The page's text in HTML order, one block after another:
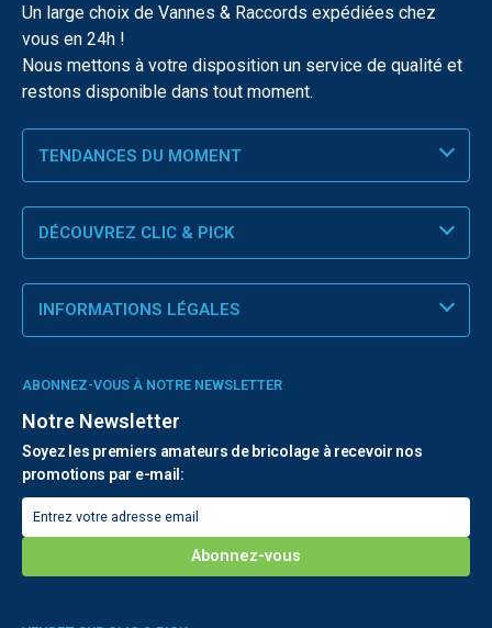
Un large choix de Vannes & Raccords expédiées chez
vous en 24h !
Nous mettons à votre disposition un service de qualité et
restons disponible dans tout moment.
TENDANCES DU MOMENT
DÉCOUVREZ CLIC & PICK
INFORMATIONS LÉGALES
ABONNEZ-VOUS À NOTRE NEWSLETTER
Notre Newsletter
Soyez les premiers amateurs de bricolage à recevoir nos
promotions par e-mail: